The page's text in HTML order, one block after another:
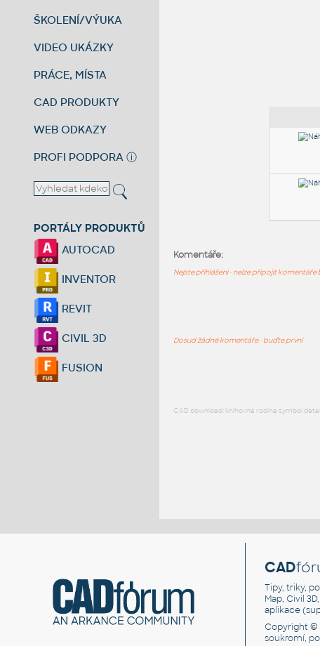
ŠKOLENÍ/VÝUKA
VIDEO UKÁZKY
PRÁCE, MÍSTA
CAD PRODUKTY
WEB ODKAZY
PROFI PODPORA ⓘ
PORTÁLY PRODUKTŮ
AUTOCAD
INVENTOR
REVIT
CIVIL 3D
FUSION
Komentáře:
Nejste přihlášeni - nelze připojit komentáře
Dosud žádné komentáře - buďte první
CAD download: knihovna rodina symbol
CAD
Tipy, triky,
Map, Civil
aplikace
Copyright ©
soukromí,